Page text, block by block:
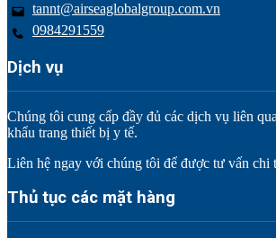
tannt@airseaglobalgroup.com.vn
0984291559
Dịch vụ
Chúng tôi cung cấp đầy đủ các dịch vụ liên
khẩu trang thiết bị y tế.
Liên hệ ngay với chúng tôi để được tư vấn chi
Thủ tục các mặt hàng